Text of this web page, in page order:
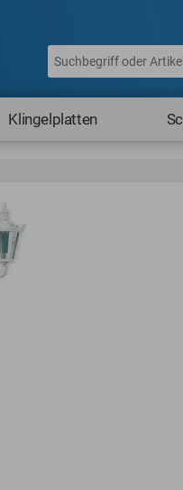
Klingelplatten